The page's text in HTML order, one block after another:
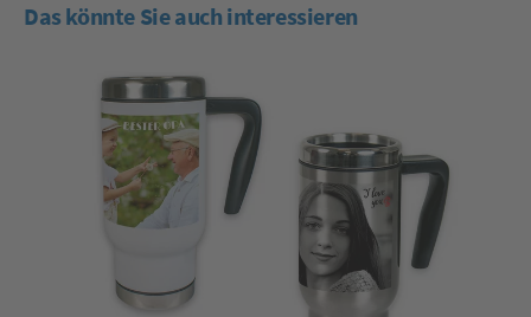
Das könnte Sie auch interessieren